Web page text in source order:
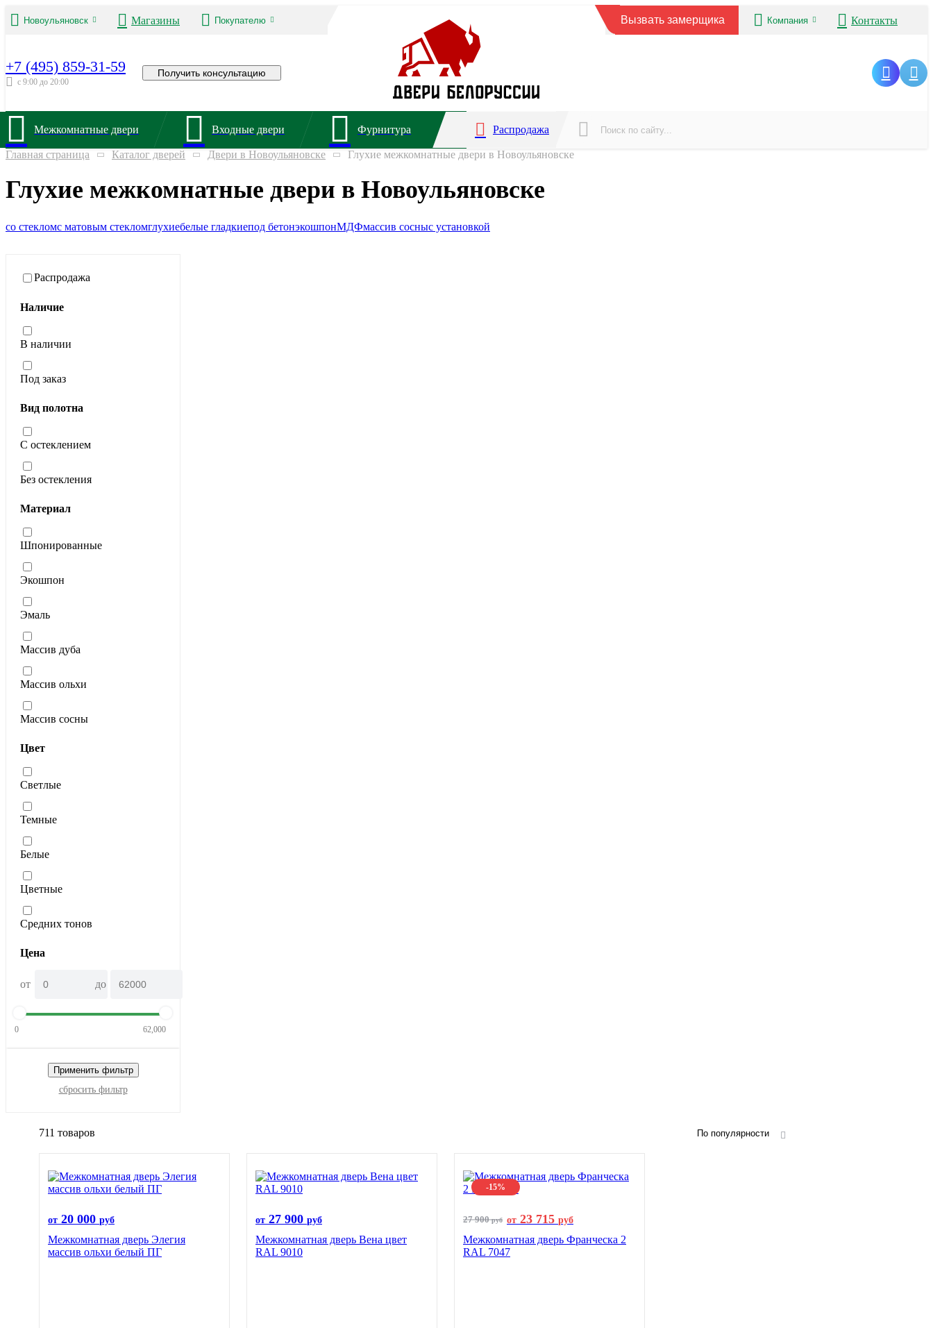
Новоульяновск Магазины Покупателю Вызвать замерщика Компания Контакты
+7 (495) 859-31-59
с 9:00 до 20:00
Получить консультацию
Межкомнатные двери Входные двери Фурнитура Распродажа
Главная страница Каталог дверей Двери в Новоульяновске Глухие межкомнатные двери в Новоульяновске
Глухие межкомнатные двери в Новоульяновске
со стекломс матовым стекломглухиебелые гладкиепод бетонэкошпонМДФмассив сосныс установкой
Распродажа
Наличие
В наличии
Под заказ
Вид полотна
С остеклением
Без остекления
Материал
Шпонированные
Экошпон
Эмаль
Массив дуба
Массив ольхи
Массив сосны
Цвет
Светлые
Темные
Белые
Цветные
Средних тонов
Цена
от до
0 62,000
Применить фильтр
сбросить фильтр
711 товаров По популярности
от 20 000 руб
Межкомнатная дверь Элегия
массив ольхи белый ПГ
от 27 900 руб
Межкомнатная дверь Вена цвет
RAL 9010
-15%
27 900руб от 23 715 руб
Межкомнатная дверь Франческа 2
RAL 7047